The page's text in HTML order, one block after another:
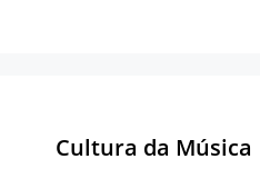
Cultura da Música